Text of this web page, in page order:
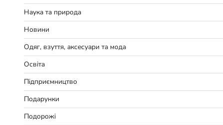
Наука та природа
Новини
Одяг, взуття, аксесуари та мода
Освіта
Підприємництво
Подарунки
Подорожі